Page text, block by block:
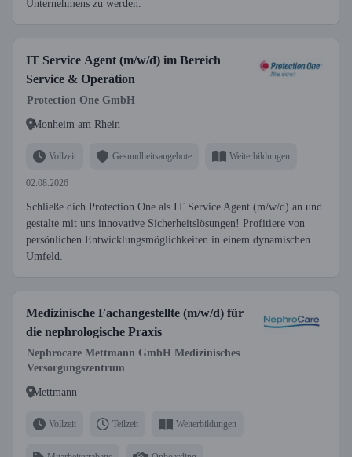
Unternehmens zu werden.
IT Service Agent (m/w/d) im Bereich
Service & Operation
Protection One GmbH
Monheim am Rhein
Vollzeit Gesundheitsangebote Weiterbildungen
02.08.2026
Schließe dich Protection One als IT Service Agent (m/w/d) an und
gestalte mit uns innovative Sicherheitslösungen! Profitiere von
persönlichen Entwicklungsmöglichkeiten in einem dynamischen
Umfeld.
Medizinische Fachangestellte (m/w/d) für
die nephrologische Praxis
Nephrocare Mettmann GmbH Medizinisches
Versorgungszentrum
Mettmann
Vollzeit Teilzeit Weiterbildungen